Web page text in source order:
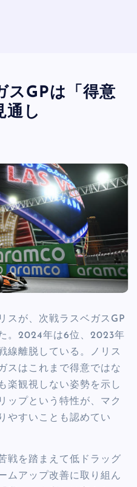
スGPは「得意
通し
スが、次戦ラスベガスGP
。2024年は6位、2023年
線離脱している。ノリス
スはこれまで得意ではな
楽観視しない姿勢を示し
ップという特性が、マク
やすいことも認めてい
戦を踏まえて低ドラッグ
ムアップ改善に取り組ん